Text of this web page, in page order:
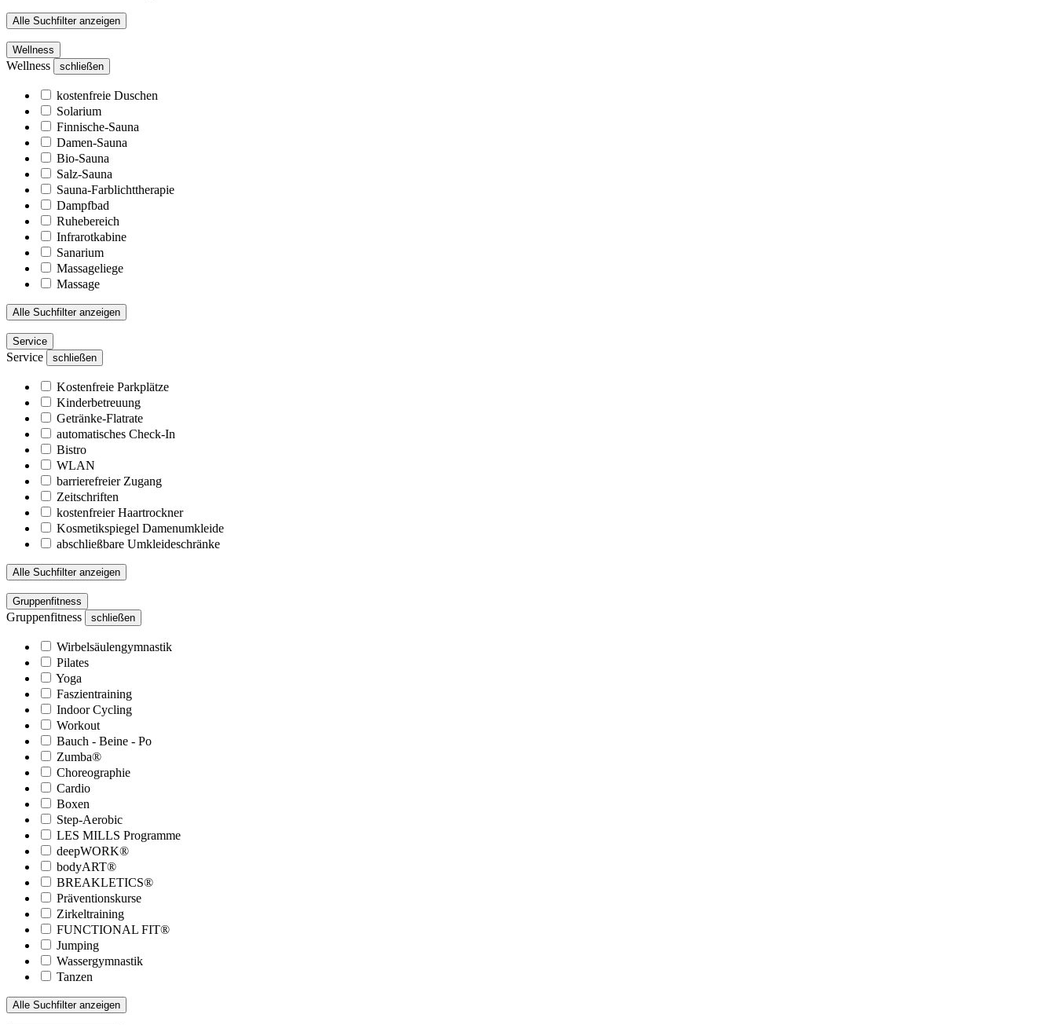
Alle Suchfilter anzeigen
Wellness
Wellness schließen
kostenfreie Duschen
Solarium
Finnische-Sauna
Damen-Sauna
Bio-Sauna
Salz-Sauna
Sauna-Farblichttherapie
Dampfbad
Ruhebereich
Infrarotkabine
Sanarium
Massageliege
Massage
Alle Suchfilter anzeigen
Service
Service schließen
Kostenfreie Parkplätze
Kinderbetreuung
Getränke-Flatrate
automatisches Check-In
Bistro
WLAN
barrierefreier Zugang
Zeitschriften
kostenfreier Haartrockner
Kosmetikspiegel Damenumkleide
abschließbare Umkleideschränke
Alle Suchfilter anzeigen
Gruppenfitness
Gruppenfitness schließen
Wirbelsäulengymnastik
Pilates
Yoga
Faszientraining
Indoor Cycling
Workout
Bauch - Beine - Po
Zumba®
Choreographie
Cardio
Boxen
Step-Aerobic
LES MILLS Programme
deepWORK®
bodyART®
BREAKLETICS®
Präventionskurse
Zirkeltraining
FUNCTIONAL FIT®
Jumping
Wassergymnastik
Tanzen
Alle Suchfilter anzeigen